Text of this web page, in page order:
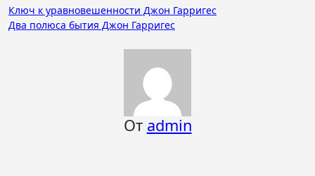
Навигация
по
Ключ к уравновешенности Джон Гарригес
Два полюса бытия Джон Гарригес
От admin